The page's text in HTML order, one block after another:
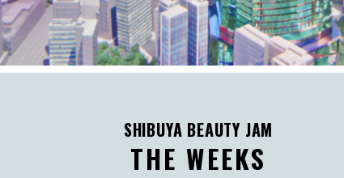
SHIBUYA BEAUTY JAM
THE WEEKS